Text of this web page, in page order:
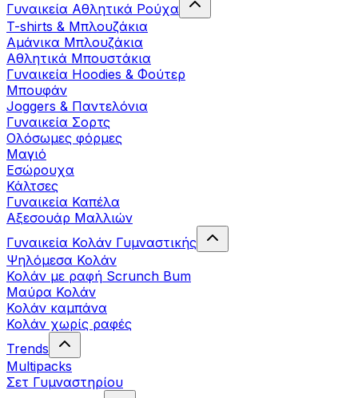
Γυναικεία Αθλητικά Ρούχα
T-shirts & Μπλουζάκια
Αμάνικα Μπλουζάκια
Aθλητικά Μπουστάκια
Γυναικεία Hoodies & Φούτερ
Μπουφάν
Joggers & Παντελόνια
Γυναικεία Σορτς
Ολόσωμες φόρμες
Μαγιό
Εσώρουχα
Κάλτσες
Γυναικεία Καπέλα
Αξεσουάρ Μαλλιών
Γυναικεία Κολάν Γυμναστικής
Ψηλόμεσα Κολάν
Κολάν με ραφή Scrunch Bum
Μαύρα Κολάν
Κολάν καμπάνα
Κολάν χωρίς ραφές
Trends
Multipacks
Σετ Γυμναστηρίου